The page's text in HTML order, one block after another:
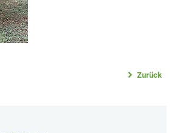
Zurück